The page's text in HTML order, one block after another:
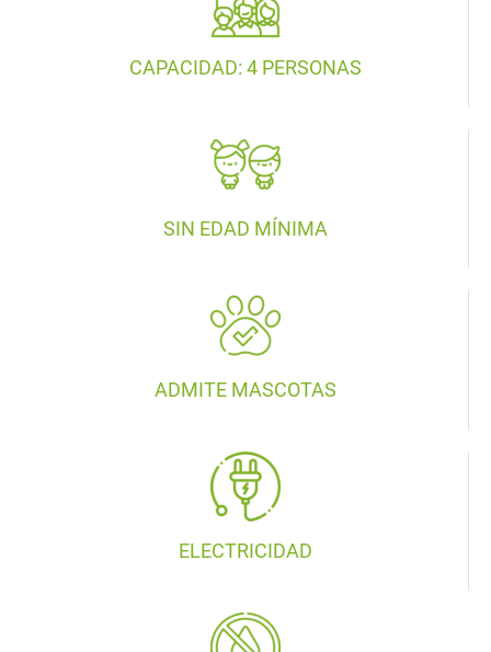
CAPACIDAD: 4 PERSONAS
SIN EDAD MÍNIMA
ADMITE MASCOTAS
ELECTRICIDAD